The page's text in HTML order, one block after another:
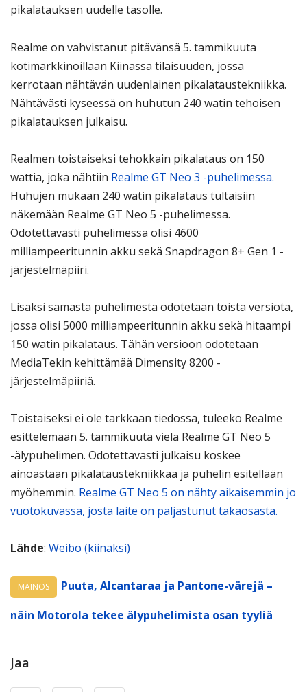
pikalatauksen uudelle tasolle.
Realme on vahvistanut pitävänsä 5. tammikuuta
kotimarkkinoillaan Kiinassa tilaisuuden, jossa
kerrotaan nähtävän uudenlainen pikalataustekniikka.
Nähtävästi kyseessä on huhutun 240 watin tehoisen
pikalatauksen julkaisu.
Realmen toistaiseksi tehokkain pikalataus on 150
wattia, joka nähtiin Realme GT Neo 3 -puhelimessa.
Huhujen mukaan 240 watin pikalataus tultaisiin
näkemään Realme GT Neo 5 -puhelimessa.
Odotettavasti puhelimessa olisi 4600
milliampeeritunnin akku sekä Snapdragon 8+ Gen 1 -
järjestelmäpiiri.
Lisäksi samasta puhelimesta odotetaan toista versiota,
jossa olisi 5000 milliampeeritunnin akku sekä hitaampi
150 watin pikalataus. Tähän versioon odotetaan
MediaTekin kehittämää Dimensity 8200 -
järjestelmäpiiriä.
Toistaiseksi ei ole tarkkaan tiedossa, tuleeko Realme
esittelemään 5. tammikuuta vielä Realme GT Neo 5
-älypuhelimen. Odotettavasti julkaisu koskee
ainoastaan pikalataustekniikkaa ja puhelin esitellään
myöhemmin. Realme GT Neo 5 on nähty aikaisemmin jo
vuotokuvassa, josta laite on paljastunut takaosasta.
Lähde: Weibo (kiinaksi)
MAINOS
Puuta, Alcantaraa ja Pantone-värejä –
näin Motorola tekee älypuhelimista osan tyyliä
Jaa